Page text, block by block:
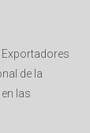
Exportadores
de la
las